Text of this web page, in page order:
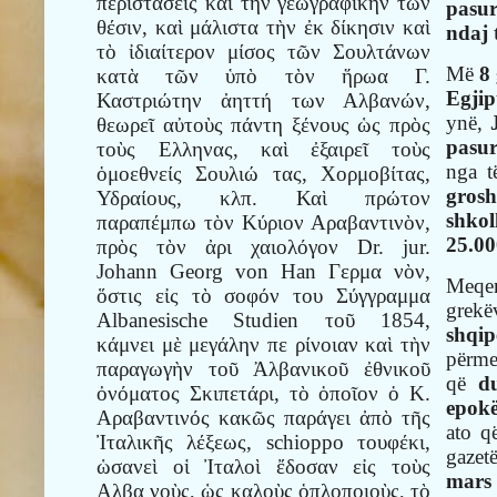
θέσιν, καὶ μάλιστα τὴν ἐκ δίκησιν καὶ
τὸ ἰδιαίτερον μίσος τῶν Σουλτάνων
κατὰ τῶν ὑπὸ τὸν ἥρωα Γ.
Καστριώτην ἀηττή των Αλβανών,
θεωρεῖ αὐτοὺς πάντη ξένους ὡς πρὸς
τοὺς Ελληνας, καὶ ἐξαιρεῖ τοὺς
ὁμοεθνείς Σουλιώ τας, Χορμοβίτας,
Υδραίους, κλπ. Καὶ πρώτον
παραπέμπω τὸν Κύριον Αραβαντινὸν,
πρὸς τὸν ἀρι χαιολόγον Dr. jur.
Johann Georg von Han Γερμα νὸν,
ὅστις εἰς τὸ σοφόν του Σύγγραμμα
Albanesische Studien τοῦ 1854,
κάμνει μὲ μεγάλην πε ρίνοιαν καὶ τὴν
παραγωγὴν τοῦ Ἀλβανικοῦ ἐθνικοῦ
ὀνόματος Σκιπετάρι, τὸ ὁποῖον ὁ Κ.
Αραβαντινός κακῶς παράγει ἀπὸ τῆς
Ἰταλικῆς λέξεως, schioppo τουφέκι,
ὡσανεὶ οἱ Ἰταλοὶ ἔδοσαν εἰς τοὺς
Αλβα νοὺς, ὡς καλοὺς ὁπλοποιοὺς, τὸ
ndaj
Më8
ynë,
nga
që
ato
mars